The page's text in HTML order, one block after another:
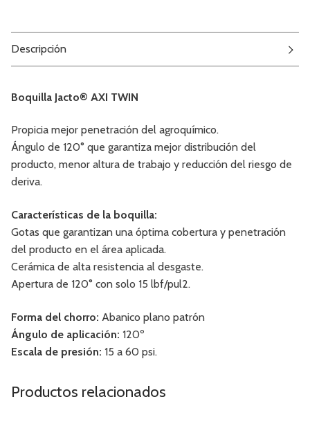
Descripción
Boquilla Jacto® AXI TWIN
Propicia mejor penetración del agroquímico.
Ángulo de 120° que garantiza mejor distribución del
producto, menor altura de trabajo y reducción del riesgo de
deriva.
Características de la boquilla:
Gotas que garantizan una óptima cobertura y penetración
del producto en el área aplicada.
Cerámica de alta resistencia al desgaste.
Apertura de 120° con solo 15 lbf/pul2.
Forma del chorro: Abanico plano patrón
Ángulo de aplicación: 120º
Escala de presión: 15 a 60 psi.
Productos relacionados